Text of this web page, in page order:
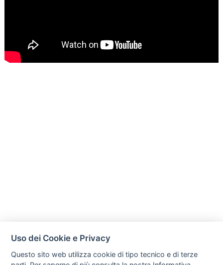
Uso dei Cookie e Privacy
Questo sito web utilizza cookie di tipo tecnico e di terze